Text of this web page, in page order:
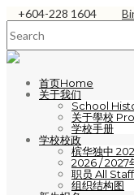
+604-228 1604
首页Home
关于我们
School
关于學校
学校手册
学校校政
槟华独中
2026 / 2027
职员 All
组织结构图